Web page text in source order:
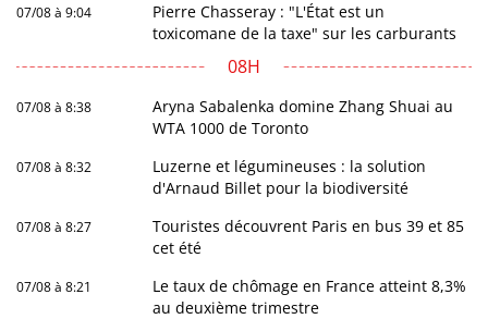
07/08 à 9:04
Pierre Chasseray : "L'État est un
toxicomane de la taxe" sur les carburants
08H
07/08 à 8:38
Aryna Sabalenka domine Zhang Shuai au
WTA 1000 de Toronto
07/08 à 8:32
Luzerne et légumineuses : la solution
d'Arnaud Billet pour la biodiversité
07/08 à 8:27
Touristes découvrent Paris en bus 39 et 85
cet été
07/08 à 8:21
Le taux de chômage en France atteint 8,3%
au deuxième trimestre